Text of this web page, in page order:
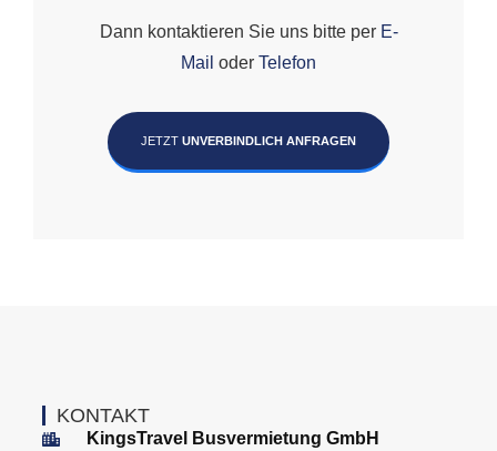
Dann kontaktieren Sie uns bitte per E-
Mail oder Telefon
JETZT UNVERBINDLICH ANFRAGEN
KONTAKT
KingsTravel Busvermietung GmbH